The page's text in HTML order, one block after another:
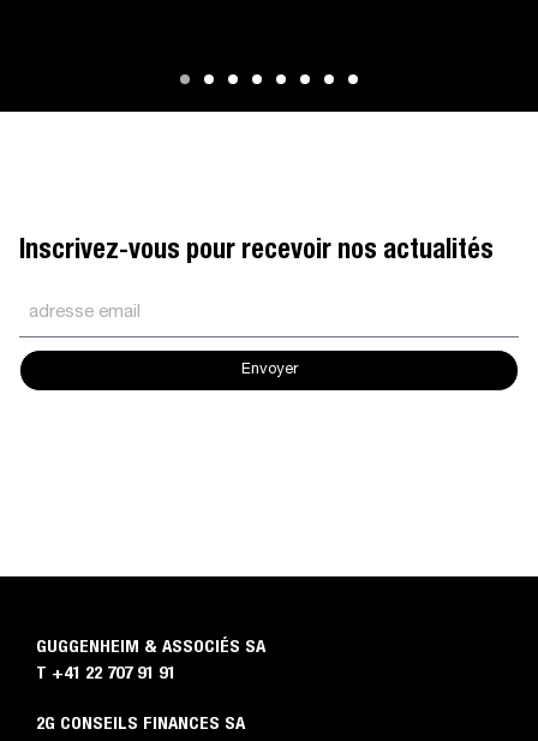
Inscrivez-vous pour recevoir nos actualités
Envoyer
GUGGENHEIM & ASSOCIÉS SA
T +41 22 707 91 91
2G CONSEILS FINANCES SA